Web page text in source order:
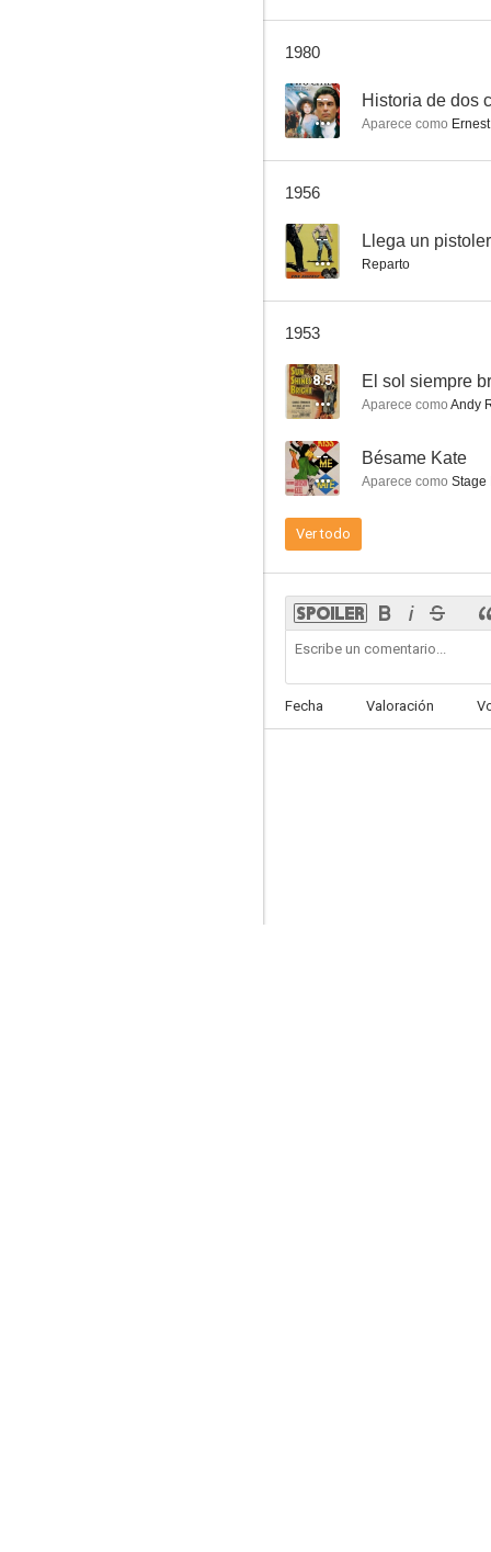
--
--
1980
-- Historia de dos
Aparece como
1956
-- Llega un
Reparto
1953
8.5 El sol siempre
Aparece como Andy
-- Bésame Kate
Aparece como Stage
Ver todo
Fecha Valoración